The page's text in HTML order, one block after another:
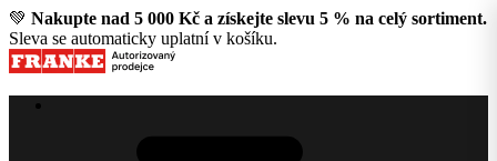
💚 Nakupte nad 5 000 Kč a získejte slevu 5 % na celý sortiment.
Sleva se automaticky uplatní v košíku.